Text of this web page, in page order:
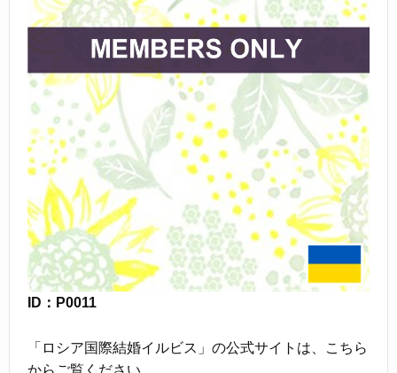
ID：P0011
「ロシア国際結婚イルビス」の公式サイトは、こちら
からご覧ください。